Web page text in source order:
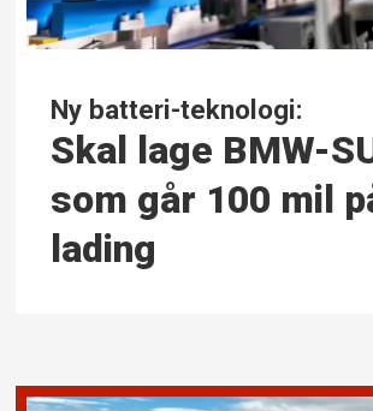
Ny batteri-teknologi:
Skal lage BMW-
som går 100 mil
lading